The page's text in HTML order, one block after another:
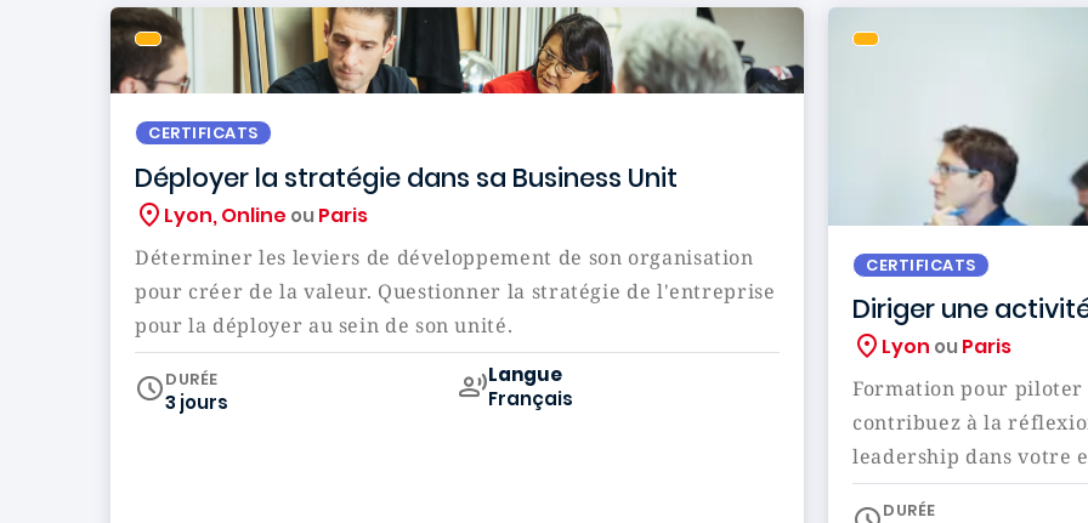
CERTIFICATS
Déployer la stratégie dans sa Business Unit
Lyon, Online ou Paris
Déterminer les leviers de développement de son organisation
pour créer de la valeur. Questionner la stratégie de l'entreprise
pour la déployer au sein de son unité.
DURÉE
3 jours
Curriculum
Langue
Français
CERTIFICATS
Diriger une
Lyon ou Paris
Formation pour piloter
contribuez à la
leadership dans votre
DURÉE